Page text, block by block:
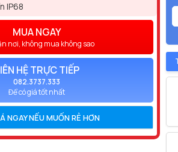
IP68
MUA NGAY
nơi, không mua không sao
HỆ TRỰC TIẾP
082.3737.333
Để có giá tốt nhất
NGAY NẾU MUỐN RẺ HƠN